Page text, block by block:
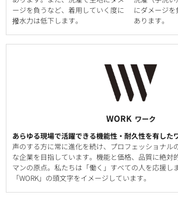
ージを負うなど、着用していく度に
撥水力は低下します。
にダメージ
あります。
WORK ワーク
あらゆる現場で活躍できる機能性・耐久性を有した
声のする方に常に進化を続け、プロフェッショナル
な企業を目指しています。機能と価格、品質に絶対
マンの原点。私たちは「働く」すべての人を応援し
「WORK」の頭文字をイメージしています。